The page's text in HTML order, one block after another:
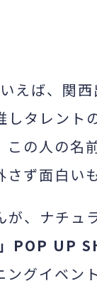
えば、関
タレント
この人の名
ず面白いも
が、ナチュ
POP UP
グイベン